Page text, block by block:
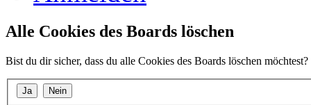
Alle Cookies des Boards löschen
Bist du dir sicher, dass du alle Cookies des Boards löschen möchtest?